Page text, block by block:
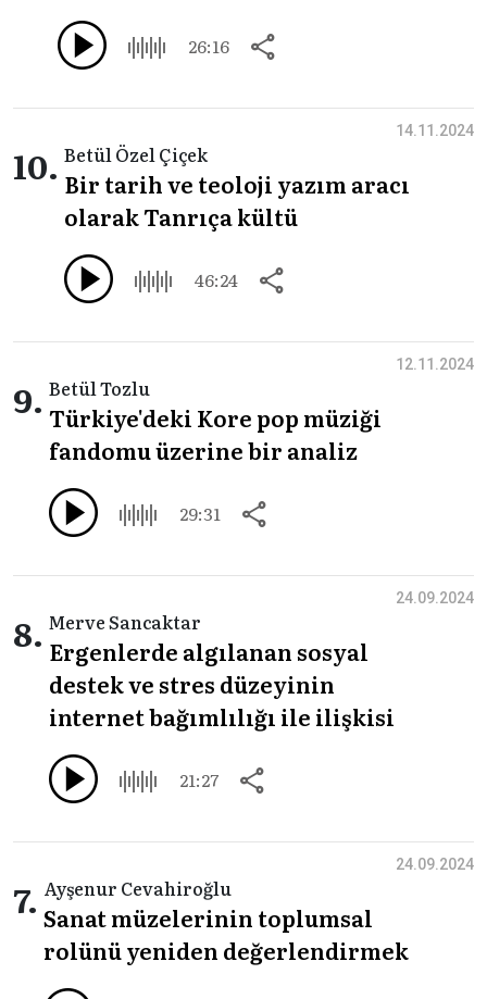
26:16
10. Betül Özel Çiçek
Bir tarih ve teoloji yazım aracı
olarak Tanrıça kültü
46:24
14.11.2024
9. Betül Tozlu
Türkiye'deki Kore pop müziği
fandomu üzerine bir analiz
29:31
12.11.2024
8. Merve Sancaktar
Ergenlerde algılanan sosyal
destek ve stres düzeyinin
internet bağımlılığı ile ilişkisi
21:27
24.09.2024
7. Ayşenur Cevahiroğlu
Sanat müzelerinin toplumsal
rolünü yeniden değerlendirmek
24.09.2024